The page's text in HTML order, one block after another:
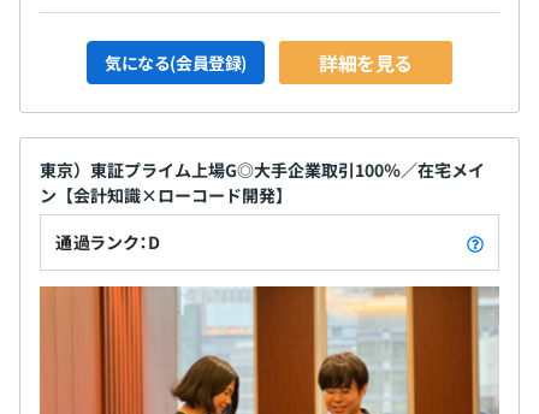
気になる(会員登録) 詳細を見る
東京）東証プライム上場G◎大手企業取引100％／在宅メイ
ン【会計知識×ローコード開発】
通過ランク：D